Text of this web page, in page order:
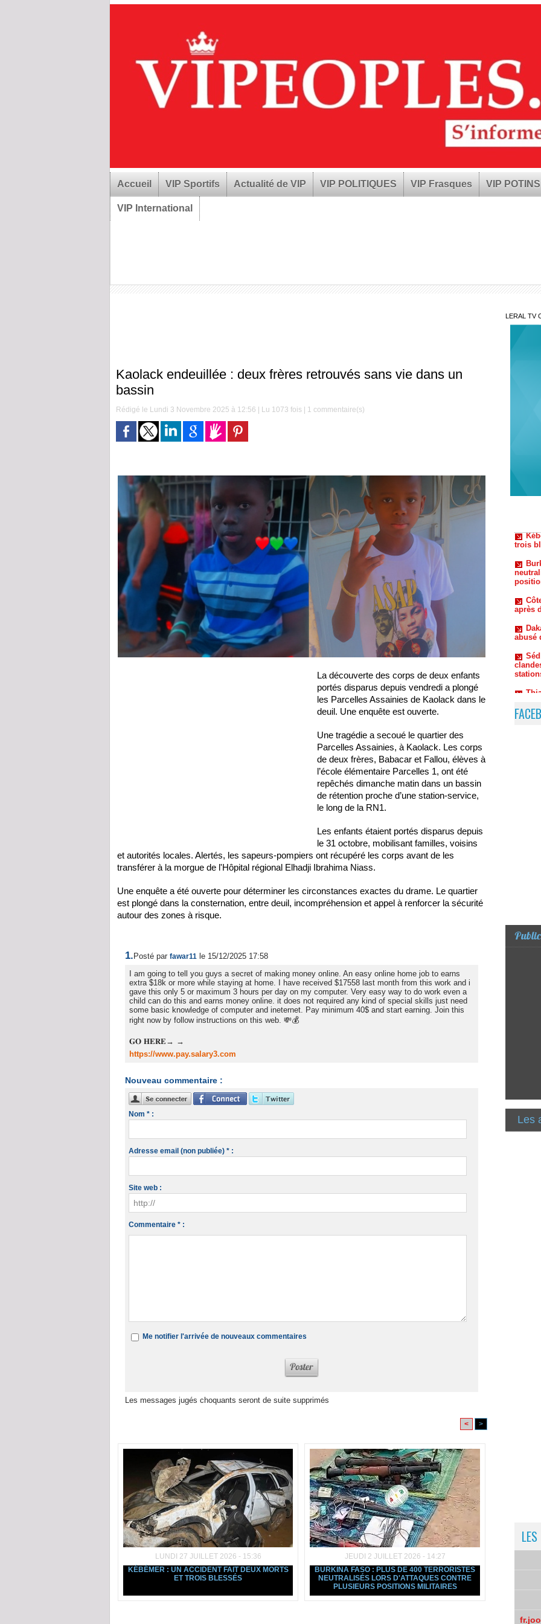
Accueil VIP Sportifs Actualité de VIP VIP POLITIQUES VIP Frasques VIP POTINS
VIP International
Kaolack endeuillée : deux frères retrouvés sans vie dans un
bassin
Rédigé le Lundi 3 Novembre 2025 à 12:56 | Lu 1073 fois | 1 commentaire(s)
La découverte des corps de deux enfants
portés disparus depuis vendredi a plongé
les Parcelles Assainies de Kaolack dans le
deuil. Une enquête est ouverte.
Une tragédie a secoué le quartier des
Parcelles Assainies, à Kaolack. Les corps
de deux frères, Babacar et Fallou, élèves à
l’école élémentaire Parcelles 1, ont été
repêchés dimanche matin dans un bassin
de rétention proche d’une station-service,
le long de la RN1.
Les enfants étaient portés disparus depuis
le 31 octobre, mobilisant familles, voisins
et autorités locales. Alertés, les sapeurs-pompiers ont récupéré les corps avant de les
transférer à la morgue de l'Hôpital régional Elhadji Ibrahima Niass.
Une enquête a été ouverte pour déterminer les circonstances exactes du drame. Le quartier
est plongé dans la consternation, entre deuil, incompréhension et appel à renforcer la sécurité
autour des zones à risque.
1. Posté par fawar11 le 15/12/2025 17:58
I am going to tell you guys a secret of making money online. An easy online home job to earns
extra $18k or more while staying at home. I have received $17558 last month from this work and i
gave this only 5 or maximum 3 hours per day on my computer. Very easy way to do work even a
child can do this and earns money online. it does not required any kind of special skills just need
some basic knowledge of computer and ineternet. Pay minimum 40$ and start earning. Join this
right now by follow instructions on this web. 💸💰
𝐆𝐎 𝐇𝐄𝐑𝐄→ →
https://www.pay.salary3.com
Nouveau commentaire :
Nom * :
Adresse email (non publiée) * :
Site web :
Commentaire * :
Me notifier l'arrivée de nouveaux commentaires
Les messages jugés choquants seront de suite supprimés
< >
LUNDI 27 JUILLET 2026 - 15:36
KÉBÉMER : UN ACCIDENT FAIT DEUX MORTS
ET TROIS BLESSÉS
JEUDI 2 JUILLET 2026 - 14:27
BURKINA FASO : PLUS DE 400 TERRORISTES
NEUTRALISÉS LORS D'ATTAQUES CONTRE
PLUSIEURS POSITIONS MILITAIRES
LERAL TV
après
abusé
et
Les